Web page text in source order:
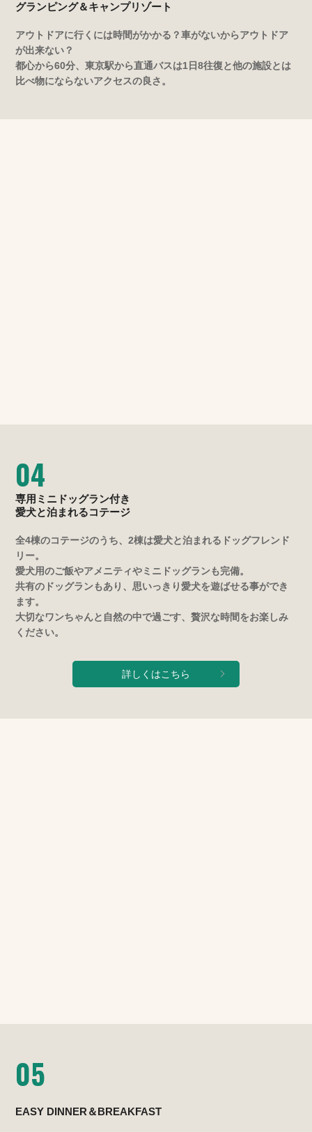
グランピング＆キャンプリゾート
アウトドアに行くには時間がかかる？車がないからアウトドア
が出来ない？
都心から60分、東京駅から直通バスは1日8往復と他の施設とは
比べ物にならないアクセスの良さ。
04
専用ミニドッグラン付き
愛犬と泊まれるコテージ
全4棟のコテージのうち、2棟は愛犬と泊まれるドッグフレンド
リー。
愛犬用のご飯やアメニティやミニドッグランも完備。
共有のドッグランもあり、思いっきり愛犬を遊ばせる事ができ
ます。
大切なワンちゃんと自然の中で過ごす、贅沢な時間をお楽しみ
ください。
詳しくはこちら
05
EASY DINNER＆BREAKFAST